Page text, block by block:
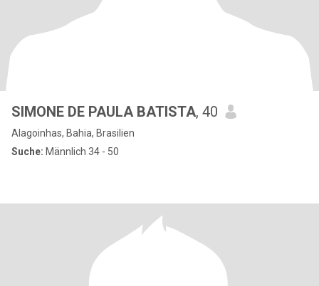
SIMONE DE PAULA BATISTA, 40
Alagoinhas, Bahia, Brasilien
Suche: Männlich 34 - 50